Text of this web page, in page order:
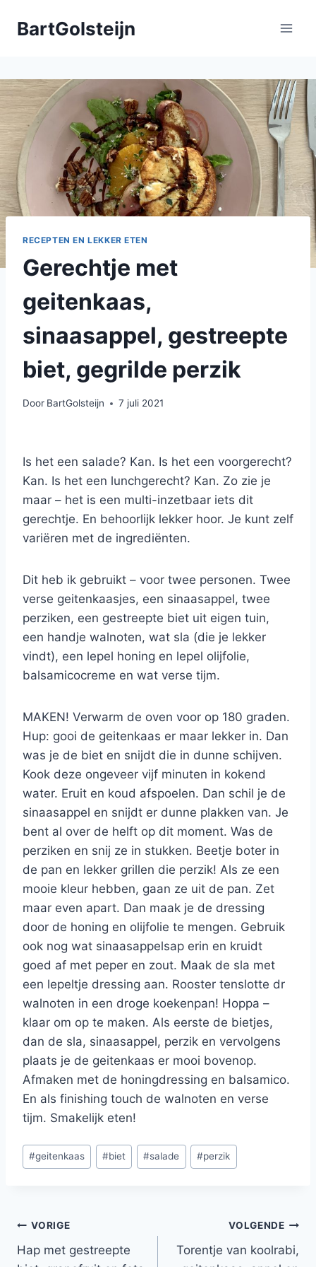
naarBartGolsteijn
RECEPTEN EN LEKKER ETEN
Gerechtje met
geitenkaas,
sinaasappel, gestreepte
biet, gegrilde perzik
Door BartGolsteijn 7 juli 2021
Is het een salade? Kan. Is het een voorgerecht?
Kan. Is het een lunchgerecht? Kan. Zo zie je
maar – het is een multi-inzetbaar iets dit
gerechtje. En behoorlijk lekker hoor. Je kunt zelf
variëren met de ingrediënten.
Dit heb ik gebruikt – voor twee personen. Twee
verse geitenkaasjes, een sinaasappel, twee
perziken, een gestreepte biet uit eigen tuin,
een handje walnoten, wat sla (die je lekker
vindt), een lepel honing en lepel olijfolie,
balsamicocreme en wat verse tijm.
MAKEN! Verwarm de oven voor op 180 graden.
Hup: gooi de geitenkaas er maar lekker in. Dan
was je de biet en snijdt die in dunne schijven.
Kook deze ongeveer vijf minuten in kokend
water. Eruit en koud afspoelen. Dan schil je de
sinaasappel en snijdt er dunne plakken van. Je
bent al over de helft op dit moment. Was de
perziken en snij ze in stukken. Beetje boter in
de pan en lekker grillen die perzik! Als ze een
mooie kleur hebben, gaan ze uit de pan. Zet
maar even apart. Dan maak je de dressing
door de honing en olijfolie te mengen. Gebruik
ook nog wat sinaasappelsap erin en kruidt
goed af met peper en zout. Maak de sla met
een lepeltje dressing aan. Rooster tenslotte dr
walnoten in een droge koekenpan! Hoppa –
klaar om op te maken. Als eerste de bietjes,
dan de sla, sinaasappel, perzik en vervolgens
plaats je de geitenkaas er mooi bovenop.
Afmaken met de honingdressing en balsamico.
En als finishing touch de walnoten en verse
tijm. Smakelijk eten!
Bericht
tags:
#geitenkaas #biet #salade #perzik
Bericht
navigatie
VORIGE
Hap met gestreepte
VOLGENDE
Torentje van koolrabi,